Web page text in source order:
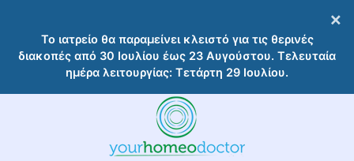
Το ιατρείο θα παραμείνει κλειστό για τις θερινές
διακοπές από 30 Ιουλίου έως 23 Αυγούστου. Τελευταία
ημέρα λειτουργίας: Τετάρτη 29 Ιουλίου.
×
περιεχόμενο